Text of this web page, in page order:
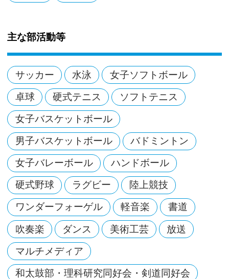
主な部活動等
サッカー 水泳 女子ソフトボール
卓球 硬式テニス ソフトテニス
女子バスケットボール
男子バスケットボール バドミントン
女子バレーボール ハンドボール
硬式野球 ラグビー 陸上競技
ワンダーフォーゲル 軽音楽 書道
吹奏楽 ダンス 美術工芸 放送
マルチメディア
和太鼓部・理科研究同好会・剣道同好会